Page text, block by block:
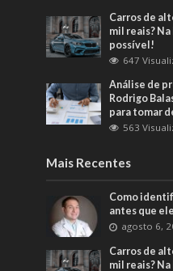
Carros de
mil reais?
possível!
647
Análise de
Rodrigo
para tomar
563
Mais Recentes
Como
antes que
agosto 6,
Carros de
mil reais?